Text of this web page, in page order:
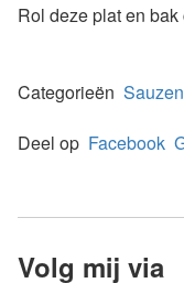
Rol deze plat en
Categorieën
Deel op Facebook
Volg mij via